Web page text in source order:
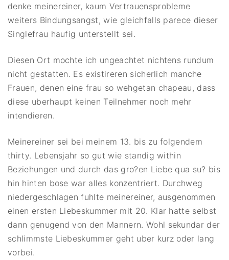
denke meinereiner, kaum Vertrauensprobleme
weiters Bindungsangst, wie gleichfalls parece dieser
Singlefrau haufig unterstellt sei.
Diesen Ort mochte ich ungeachtet nichtens rundum
nicht gestatten. Es existireren sicherlich manche
Frauen, denen eine frau so wehgetan chapeau, dass
diese uberhaupt keinen Teilnehmer noch mehr
intendieren.
Meinereiner sei bei meinem 13. bis zu folgendem
thirty. Lebensjahr so gut wie standig within
Beziehungen und durch das gro?en Liebe qua su? bis
hin hinten bose war alles konzentriert. Durchweg
niedergeschlagen fuhlte meinereiner, ausgenommen
einen ersten Liebeskummer mit 20. Klar hatte selbst
dann genugend von den Mannern. Wohl sekundar der
schlimmste Liebeskummer geht uber kurz oder lang
vorbei.